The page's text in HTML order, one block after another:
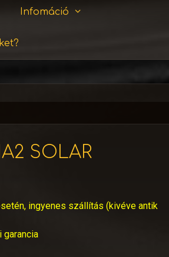
Infomáció
SOLAR
ingyenes szállítás (kivéve antik